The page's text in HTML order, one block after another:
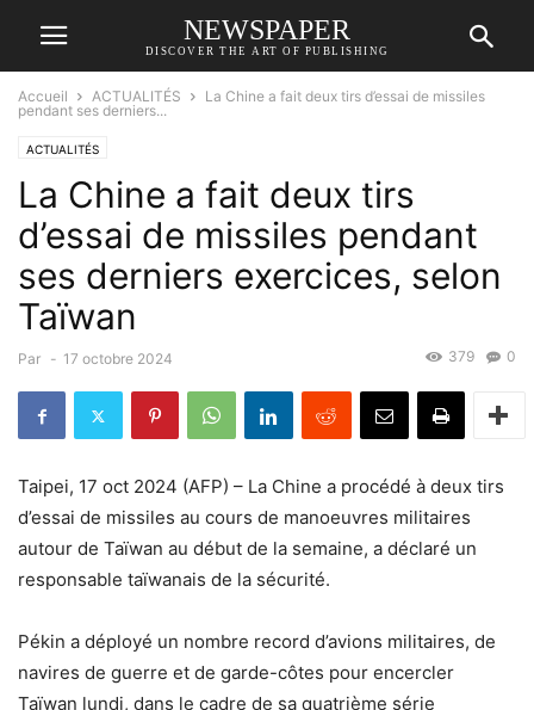
NEWSPAPER
DISCOVER THE ART OF PUBLISHING
Accueil ACTUALITÉS
La Chine a fait deux tirs d’essai de missiles
pendant ses derniers...
ACTUALITÉS
La Chine a fait deux tirs
d’essai de missiles pendant
ses derniers exercices, selon
Taïwan
Par - 17 octobre 2024 0
379
Taipei, 17 oct 2024 (AFP) – La Chine a procédé à deux tirs
d’essai de missiles au cours de manoeuvres militaires
autour de Taïwan au début de la semaine, a déclaré un
responsable taïwanais de la sécurité.
Pékin a déployé un nombre record d’avions militaires, de
navires de guerre et de garde-côtes pour encercler
Taïwan lundi, dans le cadre de sa quatrième série